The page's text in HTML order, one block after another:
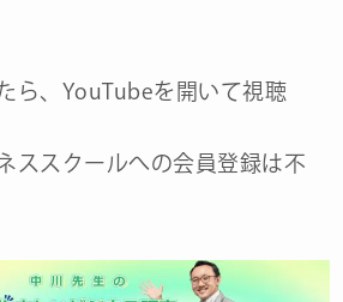
ら、YouTubeを開いて視聴
ススクールへの会員登録は不